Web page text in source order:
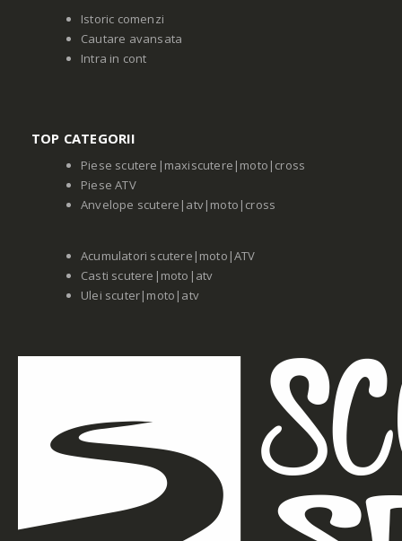
Istoric comenzi
Cautare avansata
Intra in cont
TOP CATEGORII
Piese scutere|maxiscutere|moto|cross
Piese ATV
Anvelope scutere|atv|moto|cross
Acumulatori scutere|moto|ATV
Casti scutere|moto|atv
Ulei scuter|moto|atv